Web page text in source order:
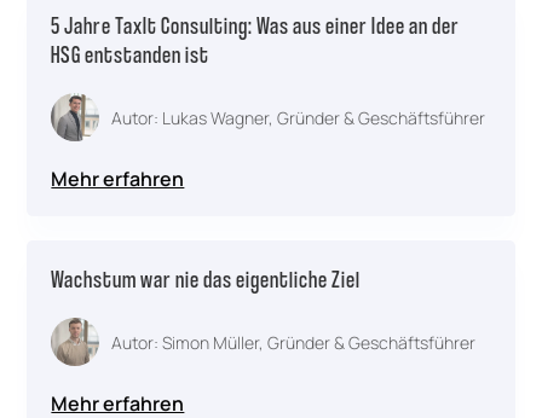
5 Jahre TaxIt Consulting: Was aus einer Idee an der
HSG entstanden ist
Autor: Lukas Wagner, Gründer & Geschäftsführer
Mehr erfahren
Wachstum war nie das eigentliche Ziel
Autor: Simon Müller, Gründer & Geschäftsführer
Mehr erfahren